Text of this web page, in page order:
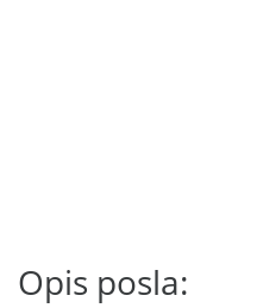
Opis posla: